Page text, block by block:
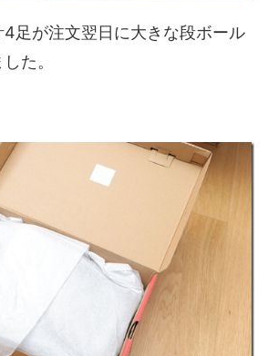
4足が注文翌日に大きな段ボール
た。